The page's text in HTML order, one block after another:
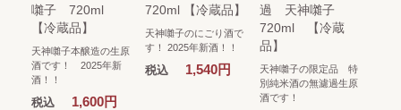
囃子 720ml
【冷蔵品】
天神囃子本醸造の生原
酒です！ 2025年新
酒！！
税込 1,600円
720ml 【冷蔵品】
天神囃子のにごり酒で
す！ 2025年新酒！！
税込 1,540円
過 天神囃子
720ml 【冷蔵
品】
天神囃子の限定品 特
別純米酒の無濾過生原
酒です！